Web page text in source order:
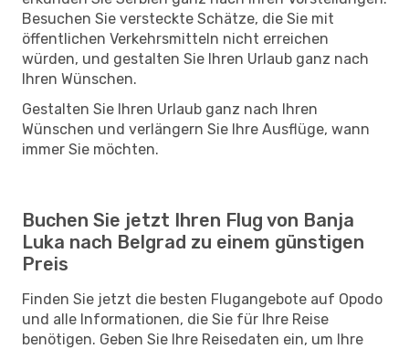
Besuchen Sie versteckte Schätze, die Sie mit
öffentlichen Verkehrsmitteln nicht erreichen
würden, und gestalten Sie Ihren Urlaub ganz nach
Ihren Wünschen.
Gestalten Sie Ihren Urlaub ganz nach Ihren
Wünschen und verlängern Sie Ihre Ausflüge, wann
immer Sie möchten.
Buchen Sie jetzt Ihren Flug von Banja
Luka nach Belgrad zu einem günstigen
Preis
Finden Sie jetzt die besten Flugangebote auf Opodo
und alle Informationen, die Sie für Ihre Reise
benötigen. Geben Sie Ihre Reisedaten ein, um Ihre